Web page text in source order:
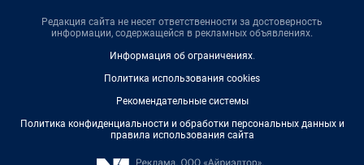
Редакция сайта не несет ответственности за достоверность
информации, содержащейся в рекламных объявлениях.
Информация об ограничениях.
Политика использования cookies
Рекомендательные системы
Политика конфиденциальности и обработки персональных данных и
правила использования сайта